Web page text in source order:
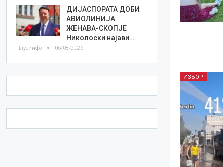
ИЗБОР
ДИЈАСПОРАТА ДОБИ
АВИОЛИНИЈА
ЖЕНАВА-СКОПЈЕ
Николоски најави…
Плусинфо 06/08/2026